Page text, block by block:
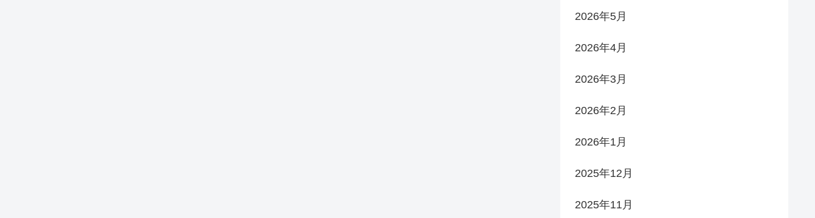
2026年5月
2026年4月
2026年3月
2026年2月
2026年1月
2025年12月
2025年11月